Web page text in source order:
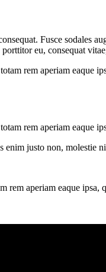
Fusce sodales
eu, consequat
rem aperiam eaque
rem aperiam eaque
enim justo non, molestie
aperiam eaque